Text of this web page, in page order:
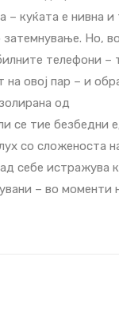
– куќата е нивна и
затемнување. Но,
телефони –
на овој пар – и
од
се тие безбедни
со сложеноста
себе истражува
– во моменти